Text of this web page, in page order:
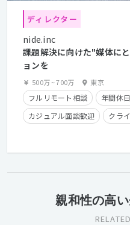
ディレクター
nide.inc
課題解決に向けた"媒体に
ョンを
500万~700万 東京
フルリモート相談 年間休
カジュアル面談歓迎
クラ
フレックスタイム制
学歴
親和性の高